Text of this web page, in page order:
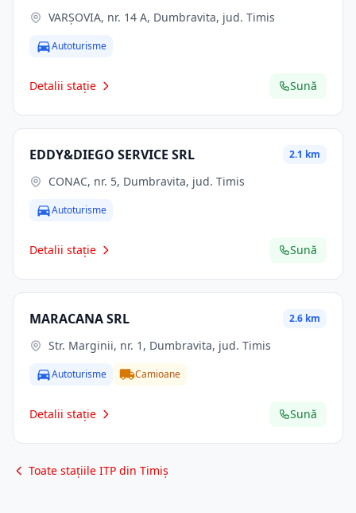
VARȘOVIA, nr. 14 A, Dumbravita, jud. Timis
Autoturisme
Detalii stație Sună
EDDY&DIEGO SERVICE SRL 2.1 km
CONAC, nr. 5, Dumbravita, jud. Timis
Autoturisme
Detalii stație Sună
MARACANA SRL 2.6 km
Str. Marginii, nr. 1, Dumbravita, jud. Timis
Autoturisme Camioane
Detalii stație Sună
Toate stațiile ITP din Timiș